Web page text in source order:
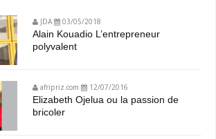
JDA 03/05/2018
Alain Kouadio L’entrepreneur
polyvalent
afripriz.com 12/07/2016
Elizabeth Ojelua ou la passion de
bricoler